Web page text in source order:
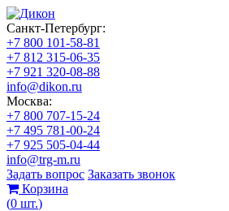
Санкт-Петербург:
+7 800 101-58-81
+7 812 315-06-35
+7 921 320-08-88
info@dikon.ru
Москва:
+7 800 707-15-24
+7 495 781-00-24
+7 925 505-04-44
info@trg-m.ru
Задать вопрос Заказать звонок
Корзина
(0 шт.)